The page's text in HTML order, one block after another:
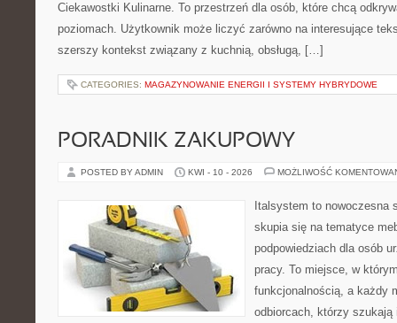
Ciekawostki Kulinarne. To przestrzeń dla osób, które chcą
poziomach. Użytkownik może liczyć zarówno na interesujące
szerszy kontekst związany z kuchnią, obsługą, […]
CATEGORIES: MAGAZYNOWANIE ENERGII I SYSTEMY HYBRYDOWE
PORADNIK ZAKUPOWY
POSTED BY ADMIN KWI - 10 - 2026 MOŻLIWOŚĆ
Italsystem to nowoczesna
skupia się na tematyce
podpowiedziach dla osób
pracy. To miejsce, w
funkcjonalnością, a każdy
odbiorcach, którzy